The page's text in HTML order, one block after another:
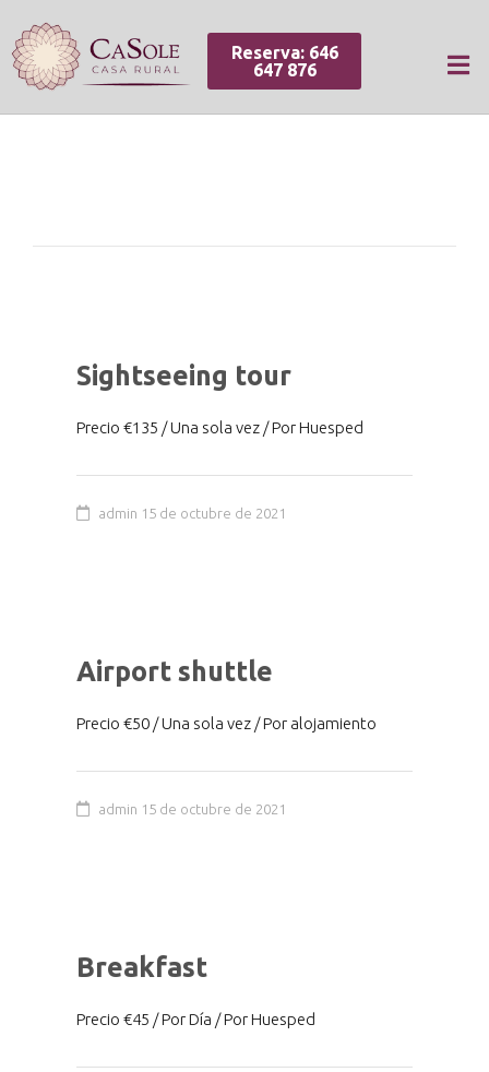
Reserva: 646
647 876
Sightseeing tour
Precio €135 / Una sola vez / Por Huesped
admin 15 de octubre de 2021
Airport shuttle
Precio €50 / Una sola vez / Por alojamiento
admin 15 de octubre de 2021
Breakfast
Precio €45 / Por Día / Por Huesped